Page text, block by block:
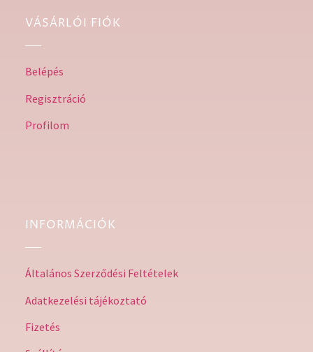
VÁSÁRLÓI FIÓK
Belépés
Regisztráció
Profilom
INFORMÁCIÓK
Általános Szerződési Feltételek
Adatkezelési tájékoztató
Fizetés